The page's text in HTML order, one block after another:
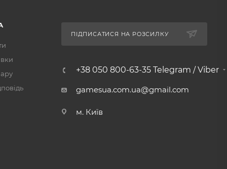
ПІДПИСАТИСЯ НА РОЗСИЛКУ
+38 050 800-63-35 Telegram / Viber
gamesua.com.ua@gmail.com
м. Київ